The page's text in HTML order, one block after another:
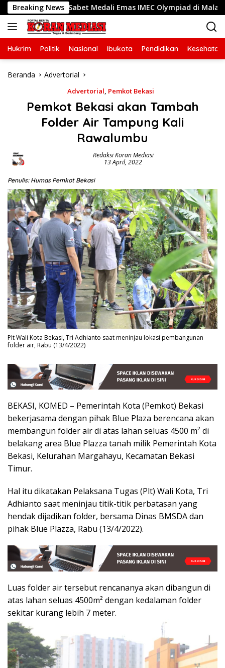
Langsung
ke
konten
Breaking News
Sabet Medali Emas IMEC Olympiad di Malaysia
Hukrim Politik Nasional Ibukota Pendidikan Kesehatan
Beranda Advertorial
Advertorial, Pemkot Bekasi
Pemkot Bekasi akan Tambah
Folder Air Tampung Kali
Rawalumbu
Redaksi Koran Mediasi
13 April, 2022
Penulis: Humas Pemkot Bekasi
Plt Wali Kota Bekasi, Tri Adhianto saat meninjau lokasi pembangunan
folder air, Rabu (13/4/2022)
BEKASI, KOMED – Pemerintah Kota (Pemkot) Bekasi
bekerjasama dengan pihak Blue Plaza berencana akan
membangun folder air di atas lahan seluas 4500 m² di
belakang area Blue Plazza tanah milik Pemerintah Kota
Bekasi, Kelurahan Margahayu, Kecamatan Bekasi
Timur.
Hal itu dikatakan Pelaksana Tugas (Plt) Wali Kota, Tri
Adhianto saat meninjau titik-titik perbatasan yang
hendak dijadikan folder, bersama Dinas BMSDA dan
pihak Blue Plazza, Rabu (13/4/2022).
Luas folder air tersebut rencananya akan dibangun di
atas lahan seluas 4500m² dengan kedalaman folder
sekitar kurang lebih 7 meter.